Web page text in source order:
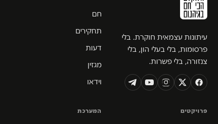
עיתונות עצמאית חוקרת. בלי
פרסומות, בלי בעלי הון, בלי
צנזורה, בלי פשרות.
חם
תחקירים
דעות
מגזין
וידאו
פרויקטים המערכת